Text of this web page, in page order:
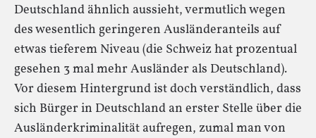
Deutschland ähnlich aussieht, vermutlich wegen
des wesentlich geringeren Ausländeranteils auf
etwas tieferem Niveau (die Schweiz hat prozentual
gesehen 3 mal mehr Ausländer als Deutschland).
Vor diesem Hintergrund ist doch verständlich, dass
sich Bürger in Deutschland an erster Stelle über die
Ausländerkriminalität aufregen, zumal man von